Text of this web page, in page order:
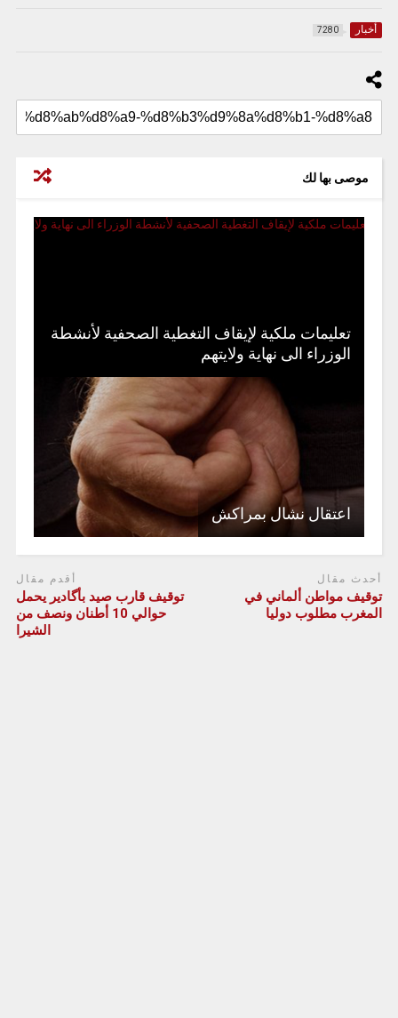
أخبار 7280
موصى بها لك
تعليمات ملكية لإيقاف التغطية الصحفية لأنشطة
الوزراء الى نهاية ولايتهم
اعتقال نشال بمراكش
أحدث مقال
توقيف مواطن ألماني في
المغرب مطلوب دوليا
أقدم مقال
توقيف قارب صيد بأگادير يحمل
حوالي 10 أطنان ونصف من
الشيرا